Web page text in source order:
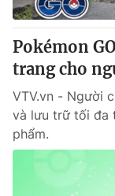
Pokémon
trang cho
VTV.vn - Người
và lưu trữ tối đa
phẩm.